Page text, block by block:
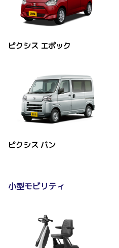
ピクシス エポック
ピクシス バン
小型モビリティ